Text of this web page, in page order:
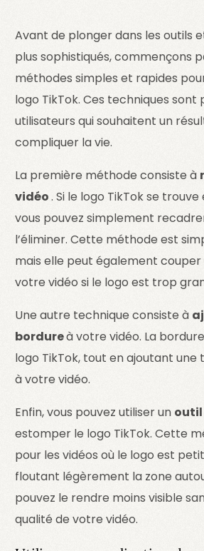
Avant de plonger dans les outils
plus sophistiqués, commençons
méthodes simples et rapides
logo TikTok. Ces techniques
utilisateurs qui souhaitent un
compliquer la vie.
La première méthode consiste à
vidéo. Si le logo TikTok se
vous pouvez simplement
l’éliminer. Cette méthode est
mais elle peut également
votre vidéo si le logo est trop
Une autre technique consiste à
bordureà votre vidéo. La
logo TikTok, tout en ajoutant
à votre vidéo.
Enfin, vous pouvez utiliser un outil
estomper le logo TikTok. Cette
pour les vidéos où le logo est
floutant légèrement la zone
pouvez le rendre moins visible
qualité de votre vidéo.